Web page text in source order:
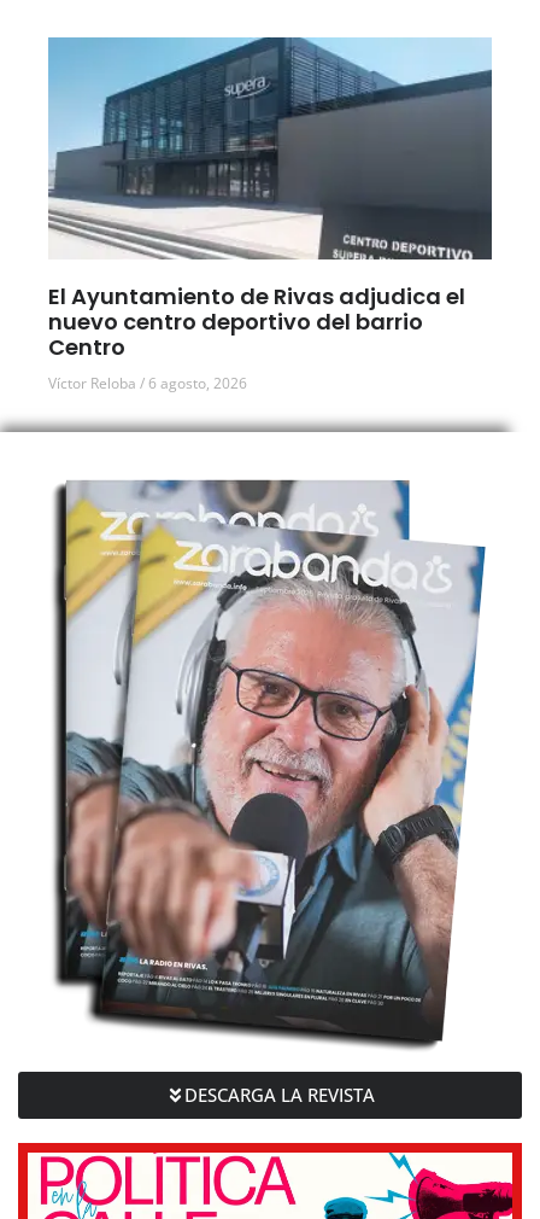
El Ayuntamiento de Rivas adjudica el
nuevo centro deportivo del barrio
Centro
Víctor Reloba 6 agosto, 2026
DESCARGA LA REVISTA